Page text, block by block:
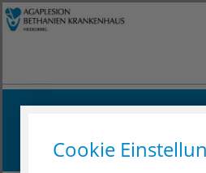
Service für Journalisten
Cookie